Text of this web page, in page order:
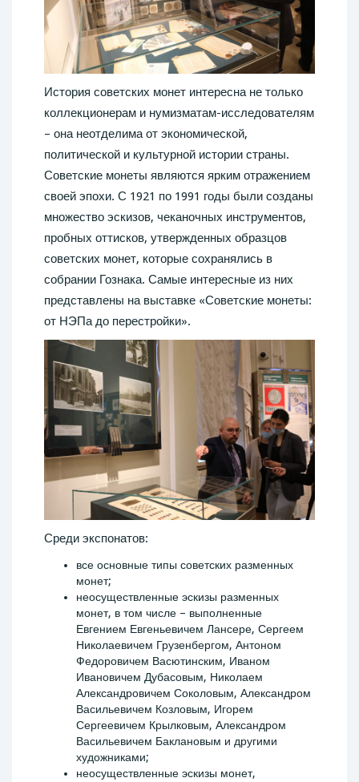
История советских монет интересна не только
коллекционерам и нумизматам-исследователям
– она неотделима от экономической,
политической и культурной истории страны.
Советские монеты являются ярким отражением
своей эпохи. С 1921 по 1991 годы были созданы
множество эскизов, чеканочных инструментов,
пробных оттисков, утвержденных образцов
советских монет, которые сохранялись в
собрании Гознака. Самые интересные из них
представлены на выставке «Советские монеты:
от НЭПа до перестройки».
Среди экспонатов:
все основные типы советских разменных
монет;
неосуществленные эскизы разменных
монет, в том числе – выполненные
Евгением Евгеньевичем Лансере, Сергеем
Николаевичем Грузенбергом, Антоном
Федоровичем Васютинским, Иваном
Ивановичем Дубасовым, Николаем
Александровичем Соколовым, Александром
Васильевичем Козловым, Игорем
Сергеевичем Крылковым, Александром
Васильевичем Баклановым и другими
художниками;
неосуществленные эскизы монет,